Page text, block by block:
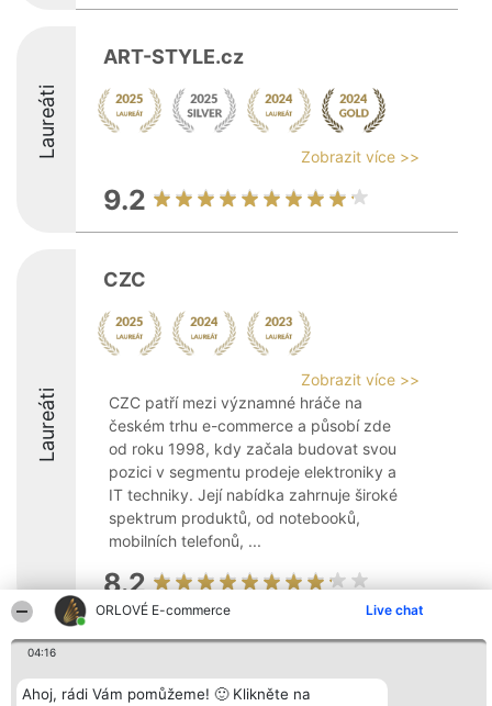
ORLOVÉ E-commerce Live chat
04:16
Ahoj, rádi Vám pomůžeme! 🙂 Klikněte na
Laureáti
ART-STYLE.cz
Zobrazit více >>
9.2
Laureáti
CZC
Zobrazit více >>
CZC patří mezi významné hráče na
českém trhu e-commerce a působí zde
od roku 1998, kdy začala budovat svou
pozici v segmentu prodeje elektroniky a
IT techniky. Její nabídka zahrnuje široké
spektrum produktů, od notebooků,
mobilních telefonů, ...
8.2
Organizátor hlasování
o. sp. k.
Seznam všech